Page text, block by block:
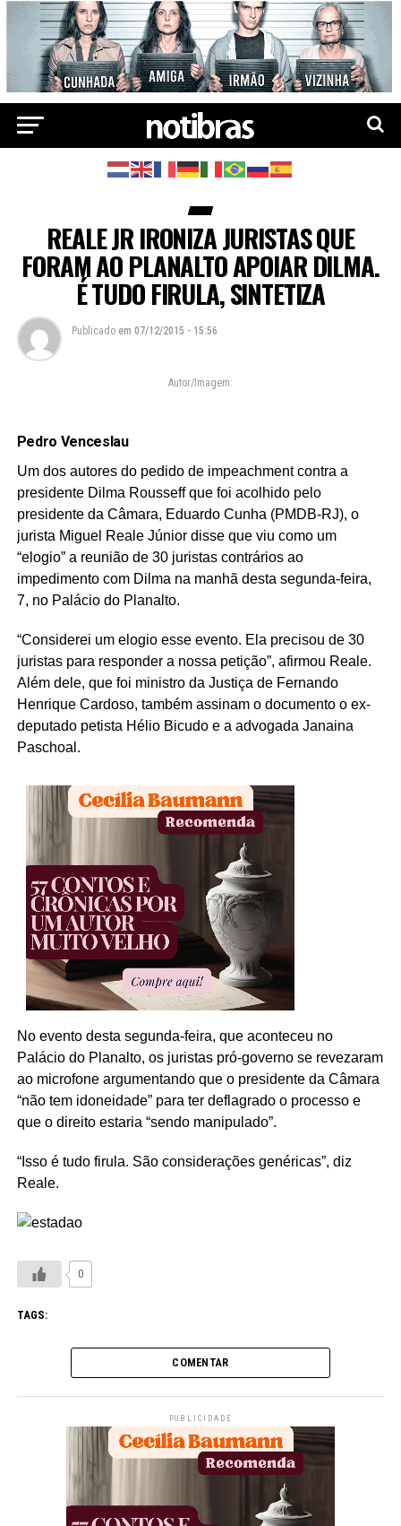
REALE JR IRONIZA JURISTAS QUE
FORAM AO PLANALTO APOIAR DILMA.
É TUDO FIRULA, SINTETIZA
Publicado em 07/12/2015 - 15:56
Autor/Imagem:
Pedro Venceslau
Um dos autores do pedido de impeachment contra a
presidente Dilma Rousseff que foi acolhido pelo
presidente da Câmara, Eduardo Cunha (PMDB-RJ), o
jurista Miguel Reale Júnior disse que viu como um
“elogio” a reunião de 30 juristas contrários ao
impedimento com Dilma na manhã desta segunda-feira,
7, no Palácio do Planalto.
“Considerei um elogio esse evento. Ela precisou de 30
juristas para responder a nossa petição”, afirmou Reale.
Além dele, que foi ministro da Justiça de Fernando
Henrique Cardoso, também assinam o documento o ex-
deputado petista Hélio Bicudo e a advogada Janaina
Paschoal.
No evento desta segunda-feira, que aconteceu no
Palácio do Planalto, os juristas pró-governo se revezaram
ao microfone argumentando que o presidente da Câmara
“não tem idoneidade” para ter deflagrado o processo e
que o direito estaria “sendo manipulado”.
“Isso é tudo firula. São considerações genéricas”, diz
Reale.
0
TAGS:
COMENTAR
PUBLICIDADE